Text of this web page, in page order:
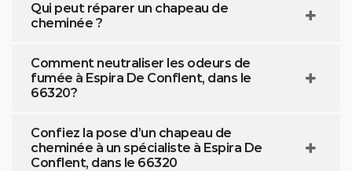
Qui peut réparer un chapeau de
cheminée ?
Comment neutraliser les odeurs de
fumée à Espira De Conflent, dans le
66320?
Confiez la pose d’un chapeau de
cheminée à un spécialiste à Espira De
Conflent, dans le 66320